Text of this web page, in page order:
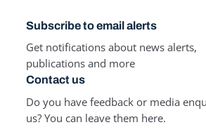
Subscribe to email alerts
Get notifications about news alerts,
publications and more
Contact us
Do you have feedback or media
us? You can leave them here.